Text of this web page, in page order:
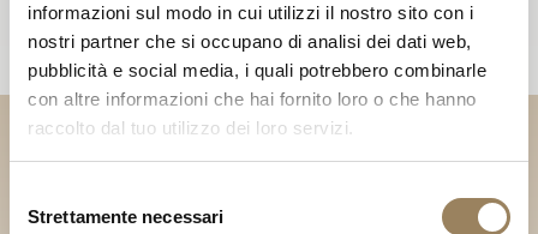
informazioni sul modo in cui utilizzi il nostro sito con i
nostri partner che si occupano di analisi dei dati web,
pubblicità e social media, i quali potrebbero combinarle
con altre informazioni che hai fornito loro o che hanno
raccolto dal tuo utilizzo dei loro servizi.
delStrettamente necessari
Scopri le nostre collezioni in
Boutique